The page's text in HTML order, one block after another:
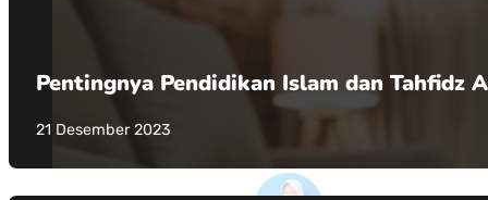
Pentingnya Pendidikan Islam dan Tahfidz
21 Desember 2023